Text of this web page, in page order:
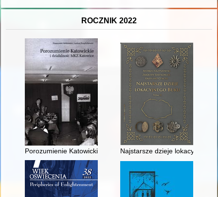
ROCZNIK 2022
Porozumienie Katowickie i działalność MKZ Katowice
Najstarsze dzieje lokacyjnego